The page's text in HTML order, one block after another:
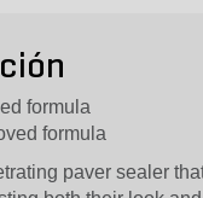
formula
formula
paver sealer